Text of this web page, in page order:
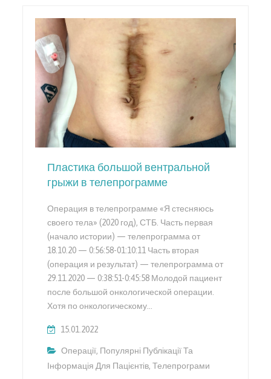
Пластика большой вентральной
грыжи в телепрограмме
Операция в телепрограмме «Я стесняюсь
своего тела» (2020 год), СТБ. Часть первая
(начало истории) — телепрограмма от
18.10.20 — 0:56:58-01:10:11 Часть вторая
(операция и результат) — телепрограмма от
29.11.2020 — 0:38:51-0:45:58 Молодой пациент
после большой онкологической операции.
Хотя по онкологическому…
15.01.2022
Операції, Популярні Публікації Та
Інформація Для Пацієнтів,Телепрограми